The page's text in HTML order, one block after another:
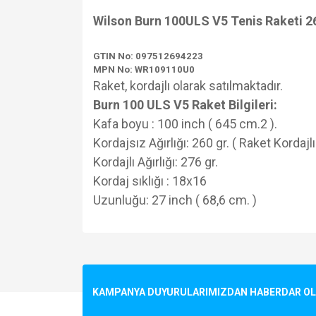
Wilson Burn 100ULS V5 Tenis Raketi
GTIN No: 097512694223
MPN No: WR109110U0
Raket, kordajlı olarak satılmaktadır.
Burn 100 ULS V5 Raket Bilgileri:
Kafa boyu : 100 inch ( 645 cm.2 ).
Kordajsız Ağırlığı: 260 gr. ( Raket
Kordajlı Ağırlığı: 276 gr.
Kordaj sıklığı : 18x16
Uzunluğu: 27 inch ( 68,6 cm. )
Ürün resmi kalitesiz, bozuk veya
KAMPANYA DUYURULARIMIZDAN HABERDAR